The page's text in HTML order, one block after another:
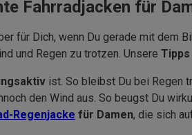
Fahrradjacken für
für Dich, wenn Du gerade mit dem
und Regen zu trotzen. Unsere Tipps
ist. So bleibst Du bei Regen
den Wind aus. So beugst Du
Regenjacke für Damen, die sich